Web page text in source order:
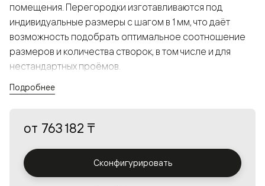
помещения. Перегородки изготавливаются под
индивидуальные размеры с шагом в 1 мм, что даёт
возможность подобрать оптимальное соотношение
размеров и количества створок, в том числе и для
нестандартных проёмов.
а большой выбор вставок из стекла с различными
решения в интерьере и варьировать освещённость.
Подробнее
от 763 182 ₸
Сконфигурировать